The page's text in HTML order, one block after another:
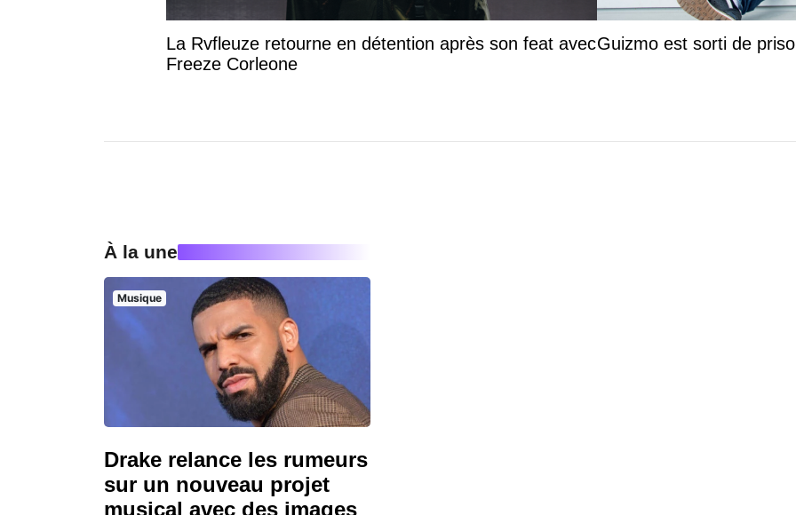
La Rvfleuze retourne en détention après son feat avec
Freeze Corleone
Guizmo est sorti de
À la une
Musique
Drake relance les rumeurs
sur un nouveau projet
musical avec des images